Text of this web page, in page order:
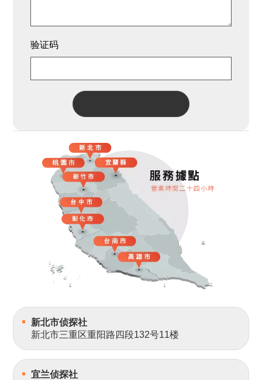
验证码
新北市侦探社
新北市三重区重阳路四段132号11楼
宜兰侦探社